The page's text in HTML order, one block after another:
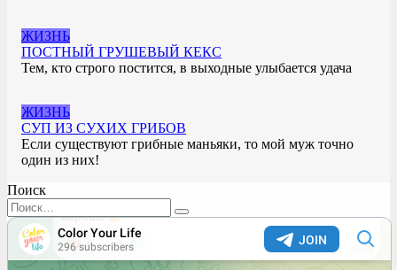
ЖИЗНЬ
ПОСТНЫЙ ГРУШЕВЫЙ КЕКС
Тем, кто строго постится, в выходные улыбается удача
ЖИЗНЬ
СУП ИЗ СУХИХ ГРИБОВ
Если существуют грибные маньяки, то мой муж точно
один из них!
Поиск
Search
for: